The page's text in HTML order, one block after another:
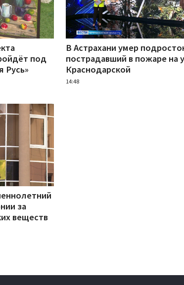
под
Русь»
В Астрахани умер
пострадавший в пожаре на
Краснодарской
14:48
за
веществ